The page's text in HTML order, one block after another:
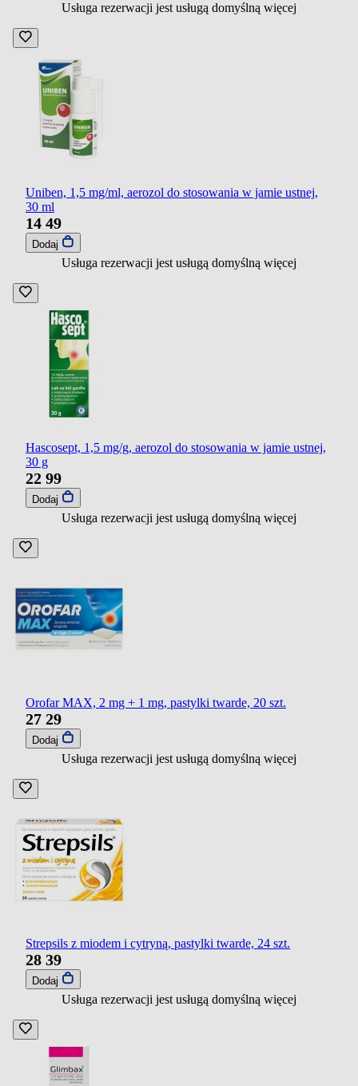
Usługa rezerwacji jest usługą domyślną więcej
Uniben, 1,5 mg/ml, aerozol do stosowania w jamie ustnej,
30 ml
14 49
Dodaj
Usługa rezerwacji jest usługą domyślną więcej
Hascosept, 1,5 mg/g, aerozol do stosowania w jamie ustnej,
30 g
22 99
Dodaj
Usługa rezerwacji jest usługą domyślną więcej
Orofar MAX, 2 mg + 1 mg, pastylki twarde, 20 szt.
27 29
Dodaj
Usługa rezerwacji jest usługą domyślną więcej
Strepsils z miodem i cytryną, pastylki twarde, 24 szt.
28 39
Dodaj
Usługa rezerwacji jest usługą domyślną więcej